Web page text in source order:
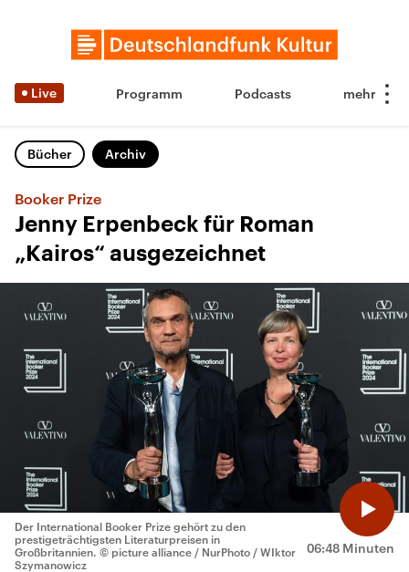
Live Programm Podcasts
Bücher Archiv
Booker Prize
Jenny Erpenbeck für Roman
„Kairos“ ausgezeichnet
06:48 Minuten
Der International Booker Prize gehört zu den
prestigeträchtigsten Literaturpreisen in
Großbritannien. © picture alliance / NurPhoto / WIktor
Szymanowicz